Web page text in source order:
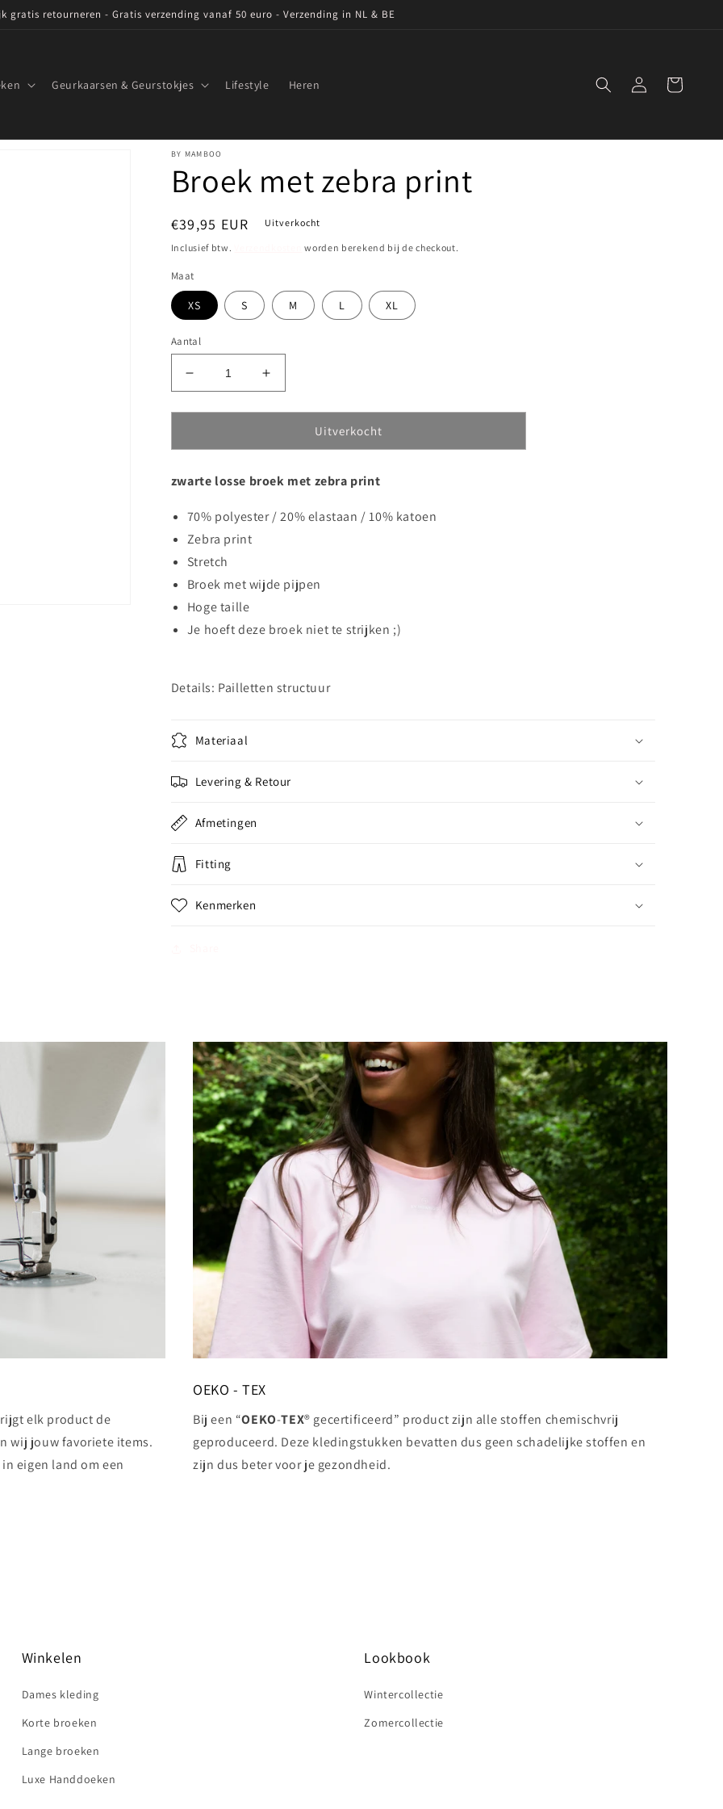
gratis retourneren - Gratis verzending vanaf 50 euro - Verzending in NL & BE
Geurkaarsen & Geurstokjes Lifestyle Heren InloggenWinkelwagen
BY MAMBOO
Broek met zebra print
Normale
prijs
€39,95 EUR Uitverkocht
Inclusief btw. worden berekend bij de checkout.
Maat
XS S M L XL
Aantal
Aantal
verlagen
voor
met
print
Aantal
verhogen
voor
met
print
Uitverkocht
zwarte losse broek met zebra print
70% polyester / 20% elastaan / 10% katoen
Zebra print
Stretch
Broek met wijde pijpen
Hoge taille
Je hoeft deze broek niet te strijken ;)
Details: Pailletten structuur
Materiaal
Levering & Retour
Afmetingen
Fitting
Kenmerken
elk product de
wij jouw favoriete items.
eigen land om een
OEKO - TEX
Bij een “OEKO-TEX® gecertificeerd” product zijn alle stoffen chemischvrij
geproduceerd. Deze kledingstukken bevatten dus geen schadelijke stoffen en
zijn dus beter voor je gezondheid.
Winkelen
Dames kleding
Korte broeken
Lange broeken
Luxe Handdoeken
Lookbook
Wintercollectie
Zomercollectie